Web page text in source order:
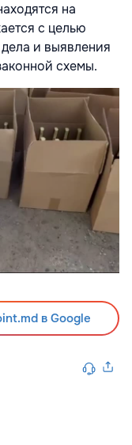
на
с целью
и выявления
схемы.
в Google